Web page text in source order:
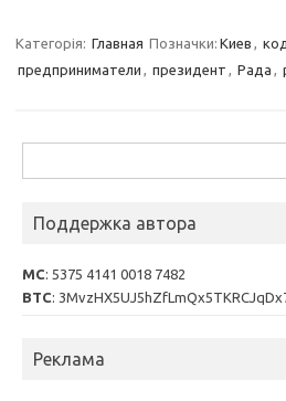
Категорія: Главная Позначки: Киев ,
предприниматели , президент , Рада ,
Поддержка автора
MC: 5375 4141 0018 7482
BTC:
Реклама